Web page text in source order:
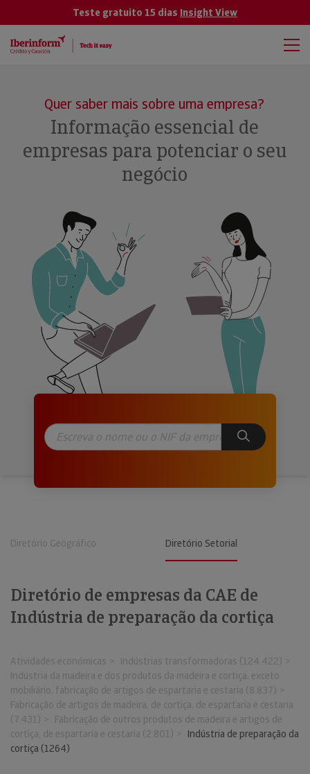
Teste gratuito 15 dias Insight View
Quer saber mais sobre uma empresa?
Informação essencial de
empresas para potenciar o seu
negócio
Diretório Geográfico Diretório Setorial
Diretório de empresas da CAE de
Indústria de preparação da cortiça
Atividades económicas
Indústrias transformadoras (124.422)
Indústria da madeira e dos produtos da madeira e cortiça, exceto
mobiliário, fabricação de artigos de espartaria e cestaria (8.837)
Fabricação de artigos de madeira, de cortiça, de espartaria e cestaria
(7.431)
Fabricação de outros produtos de madeira e artigos de
cortiça, de espartaria e cestaria (2.801)
Indústria de preparação da
cortiça (1264)